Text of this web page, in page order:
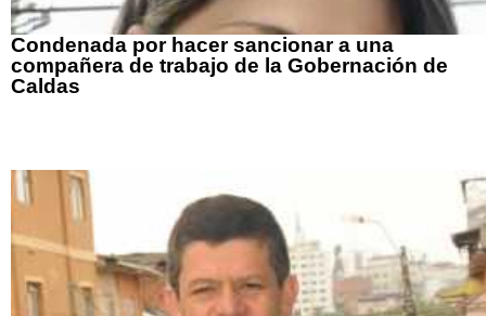
Condenada por hacer sancionar a una
compañera de trabajo de la Gobernación de
Caldas